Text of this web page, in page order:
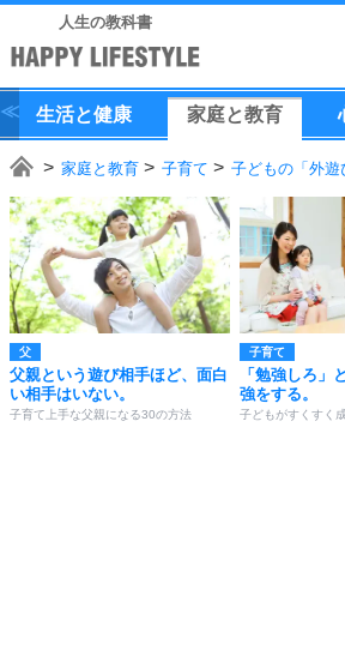
人生の教科書
生活と健康 家庭と教育
家庭と教育 子育て 子どもの「外遊
父
父親という遊び相手ほど、面白
い相手はいない。
子育て上手な父親になる30の方法
子育て
「勉強しろ」
強をする。
子どもがすくすく